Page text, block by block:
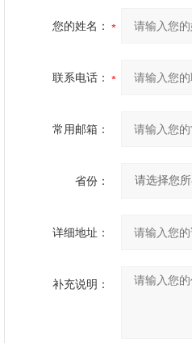
您的姓名：
联系电话：
常用邮箱：
省份：
详细地址：
补充说明：